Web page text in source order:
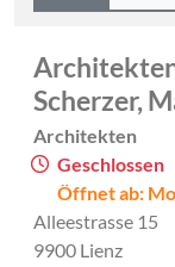
Scherzer,
Architekten
Geschlossen
Öffnet ab:
Alleestrasse 15
9900 Lienz